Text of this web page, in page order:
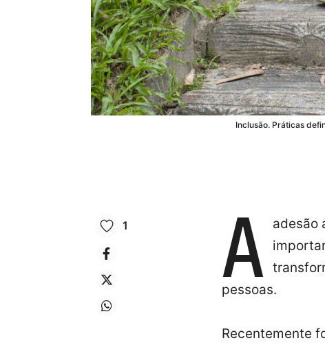
Inclusão. Práticas
1 A
adesão
pessoas.
Recentemente